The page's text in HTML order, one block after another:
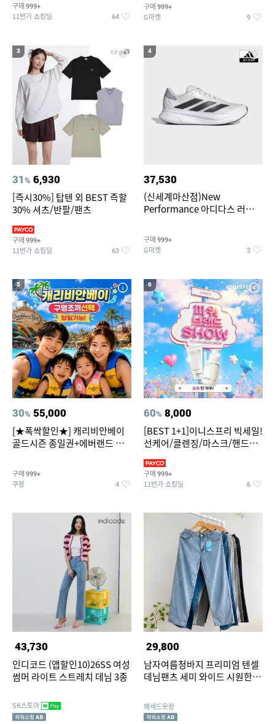
구매 999+
11번가 쇼킹딜 64
구매 999+
G마켓 9
3
31% 6,930
[즉시30%] 탑텐 외 BEST 즉할
30% 셔츠/반팔/팬츠
구매 999+
11번가 쇼킹딜 63
4
37,530
(신세계마산점)New
Performance 아디다스 러닝화
구매 999+
G마켓 3
5
30% 55,000
[★폭싹할인★] 캐리비안베이
골드시즌 종일권+에버랜드 오
구매 999+
쿠팡 4
6
60% 8,000
[BEST 1+1]이니스프리 빅세일!
선케어/클렌징/마스크/핸드크
구매 999+
11번가 쇼킹딜 6
43,730
인디코드 (앱할인10)26SS 여성
썸머 라이트 스트레치 데님 3종
SK스토아
29,800
남자여름청바지 프리미엄 텐셀
데님팬츠 세미 와이드 시원한 스
헤세드옷장